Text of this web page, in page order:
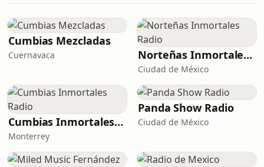
Cumbias Mezcladas
Cuernavaca Norteñas Inmortales Radio
Ciudad de México
Cumbias Inmortales Radio
Monterrey
Panda Show Radio
Ciudad de México